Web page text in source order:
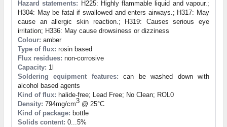
Hazard statements: H225: Highly flammable liquid and vapour.;
H304: May be fatal if swallowed and enters airways.; H317: May
cause an allergic skin reaction.; H319: Causes serious eye
irritation; H336: May cause drowsiness or dizziness
Colour: amber
Type of flux: rosin based
Flux residues: non-corrosive
Capacity: 1l
Soldering equipment features: can be washed down with
alcohol based agents
Kind of flux: halide-free; Lead Free; No Clean; ROL0
Density: 794mg/cm3 @ 25°C
Kind of package: bottle
Solids content: 0...5%